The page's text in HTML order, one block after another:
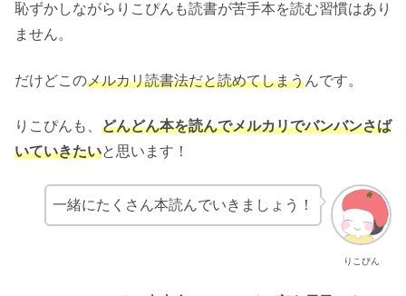
恥ずかしながらりこぴんも読書が苦手本を読む習慣はあり
ません。
だけどこのメルカリ読書法だと読めてしまうんです。
りこぴんも、 どんどん本を読んでメルカリでバンバンさば
いていきたいと思います！
りこぴん
一緒にたくさん本読んでいきましょう！